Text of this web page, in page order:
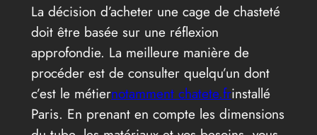
La décision d’acheter une cage de chasteté
doit être basée sur une réflexion
approfondie. La meilleure manière de
procéder est de consulter quelqu’un dont
c’est le métiernotamment chatete.frinstallé
Paris. En prenant en compte les dimensions